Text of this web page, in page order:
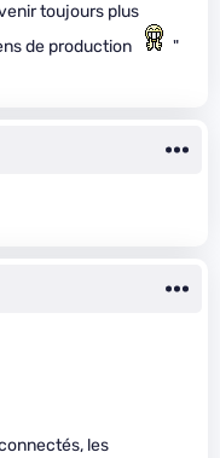
toujours plus
de production
"
les